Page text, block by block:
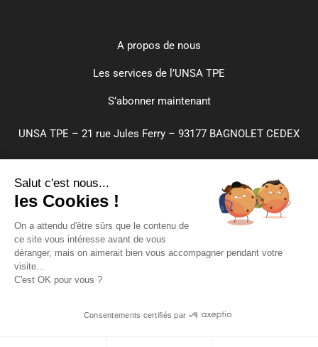
Inscrivez-vous
A propos de nous
Les services de l’UNSA TPE
S’abonner maintenant
UNSA TPE – 21 rue Jules Ferry – 93177 BAGNOLET CEDEX
Paramètres de cookies
Plan du site
Mentions légales
Salut c'est nous...
les Cookies !
On a attendu d'être sûrs que le contenu de
ce site vous intéresse avant de vous
déranger, mais on aimerait bien vous accompagner pendant votre
visite...
C'est OK pour vous ?
Consentements certifiés par